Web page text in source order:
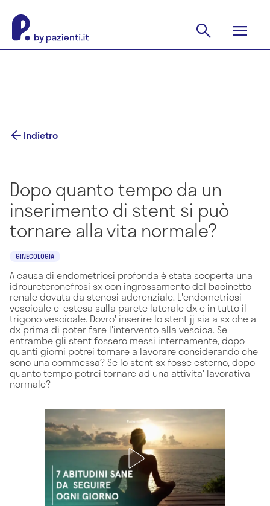
Indietro
Dopo quanto tempo da un
inserimento di stent si può
tornare alla vita normale?
GINECOLOGIA
A causa di endometriosi profonda è stata scoperta una
idroureteronefrosi sx con ingrossamento del bacinetto
renale dovuta da stenosi aderenziale. L'endometriosi
vescicale e' estesa sulla parete laterale dx e in tutto il
trigono vescicale. Dovro' inserire lo stent jj sia a sx che a
dx prima di poter fare l'intervento alla vescica. Se
entrambe gli stent fossero messi internamente, dopo
quanti giorni potrei tornare a lavorare considerando che
sono una commessa? Se lo stent sx fosse esterno, dopo
quanto tempo potrei tornare ad una attivita' lavorativa
normale?